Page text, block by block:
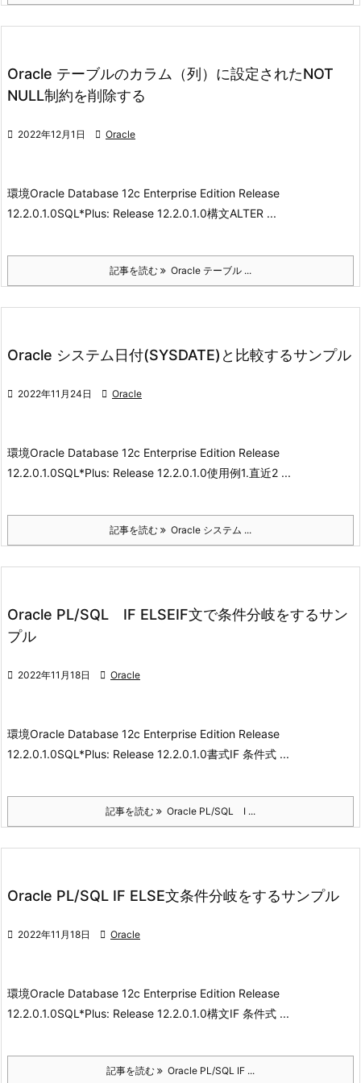
Oracle テーブルのカラム（列）に設定されたNOT
NULL制約を削除する
 2022年12月1日  Oracle
環境Oracle Database 12c Enterprise Edition Release
12.2.0.1.0SQL*Plus: Release 12.2.0.1.0構文ALTER ...
記事を読む Oracle テーブル ...
Oracle システム日付(SYSDATE)と比較するサンプル
 2022年11月24日  Oracle
環境Oracle Database 12c Enterprise Edition Release
12.2.0.1.0SQL*Plus: Release 12.2.0.1.0使用例1.直近2 ...
記事を読む Oracle システム ...
Oracle PL/SQL IF ELSEIF文で条件分岐をするサン
プル
 2022年11月18日  Oracle
環境Oracle Database 12c Enterprise Edition Release
12.2.0.1.0SQL*Plus: Release 12.2.0.1.0書式IF 条件式 ...
記事を読む Oracle PL/SQL I ...
Oracle PL/SQL IF ELSE文条件分岐をするサンプル
 2022年11月18日  Oracle
環境Oracle Database 12c Enterprise Edition Release
12.2.0.1.0SQL*Plus: Release 12.2.0.1.0構文IF 条件式 ...
記事を読む Oracle PL/SQL IF ...